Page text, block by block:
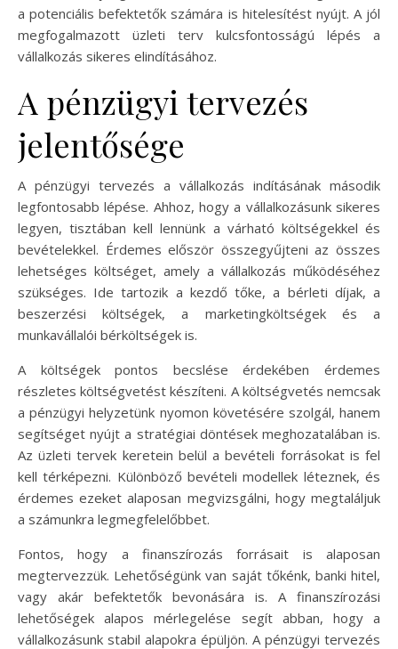
a potenciális befektetők számára is hitelesítést nyújt. A jól
megfogalmazott üzleti terv kulcsfontosságú lépés a
vállalkozás sikeres elindításához.
A pénzügyi tervezés
jelentősége
A pénzügyi tervezés a vállalkozás indításának második
legfontosabb lépése. Ahhoz, hogy a vállalkozásunk sikeres
legyen, tisztában kell lennünk a várható költségekkel és
bevételekkel. Érdemes először összegyűjteni az összes
lehetséges költséget, amely a vállalkozás működéséhez
szükséges. Ide tartozik a kezdő tőke, a bérleti díjak, a
beszerzési költségek, a marketingköltségek és a
munkavállalói bérköltségek is.
A költségek pontos becslése érdekében érdemes
részletes költségvetést készíteni. A költségvetés nemcsak
a pénzügyi helyzetünk nyomon követésére szolgál, hanem
segítséget nyújt a stratégiai döntések meghozatalában is.
Az üzleti tervek keretein belül a bevételi forrásokat is fel
kell térképezni. Különböző bevételi modellek léteznek, és
érdemes ezeket alaposan megvizsgálni, hogy megtaláljuk
a számunkra legmegfelelőbbet.
Fontos, hogy a finanszírozás forrásait is alaposan
megtervezzük. Lehetőségünk van saját tőkénk, banki hitel,
vagy akár befektetők bevonására is. A finanszírozási
lehetőségek alapos mérlegelése segít abban, hogy a
vállalkozásunk stabil alapokra épüljön. A pénzügyi tervezés